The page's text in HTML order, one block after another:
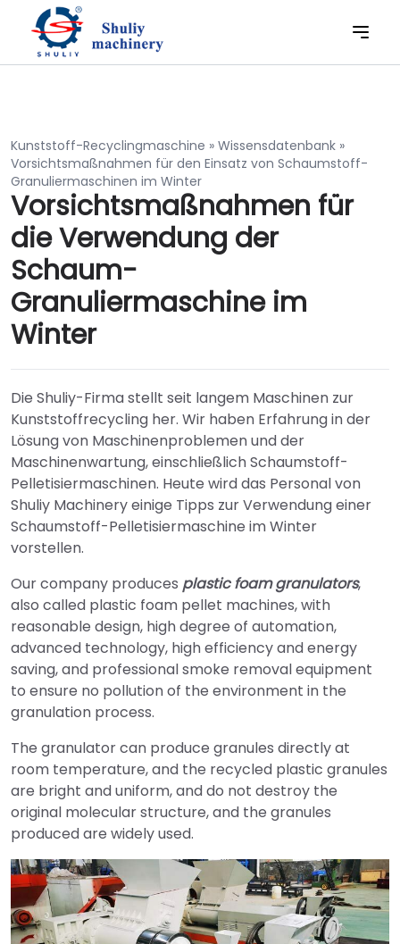
Kunststoff-Recyclingmaschine » Wissensdatenbank »
Vorsichtsmaßnahmen für den Einsatz von Schaumstoff-
Granuliermaschinen im Winter
Vorsichtsmaßnahmen für
die Verwendung der
Schaum-
Granuliermaschine im
Winter
Die Shuliy-Firma stellt seit langem Maschinen zur
Kunststoffrecycling her. Wir haben Erfahrung in der
Lösung von Maschinenproblemen und der
Maschinenwartung, einschließlich Schaumstoff-
Pelletisiermaschinen. Heute wird das Personal von
Shuliy Machinery einige Tipps zur Verwendung einer
Schaumstoff-Pelletisiermaschine im Winter
vorstellen.
Our company produces plastic foam granulators,
also called plastic foam pellet machines, with
reasonable design, high degree of automation,
advanced technology, high efficiency and energy
saving, and professional smoke removal equipment
to ensure no pollution of the environment in the
granulation process.
The granulator can produce granules directly at
room temperature, and the recycled plastic granules
are bright and uniform, and do not destroy the
original molecular structure, and the granules
produced are widely used.